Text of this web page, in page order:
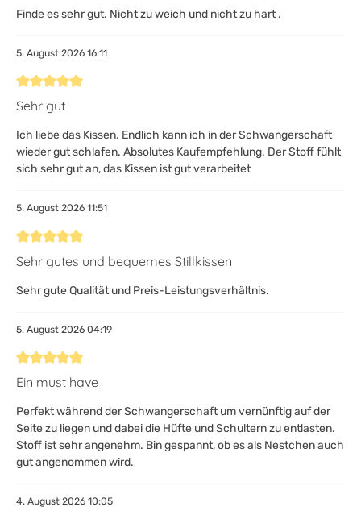
Finde es sehr gut. Nicht zu weich und nicht zu hart .
5. August 2026 16:11
Bewertung mit 5 von 5 Sternen
Sehr gut
Ich liebe das Kissen. Endlich kann ich in der Schwangerschaft
wieder gut schlafen. Absolutes Kaufempfehlung. Der Stoff fühlt
sich sehr gut an, das Kissen ist gut verarbeitet
5. August 2026 11:51
Bewertung mit 5 von 5 Sternen
Sehr gutes und bequemes Stillkissen
Sehr gute Qualität und Preis-Leistungsverhältnis.
5. August 2026 04:19
Bewertung mit 5 von 5 Sternen
Ein must have
Perfekt während der Schwangerschaft um vernünftig auf der
Seite zu liegen und dabei die Hüfte und Schultern zu entlasten.
Stoff ist sehr angenehm. Bin gespannt, ob es als Nestchen auch
gut angenommen wird.
4. August 2026 10:05